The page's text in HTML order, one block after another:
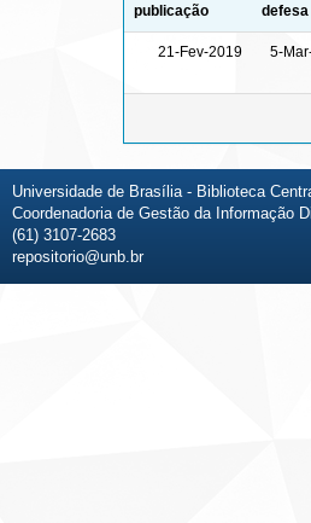
publicação
defesa
21-Fev-2019 5-
Universidade de Brasília - Biblioteca
Coordenadoria de Gestão da Informação
(61) 3107-2683
repositorio@unb.br